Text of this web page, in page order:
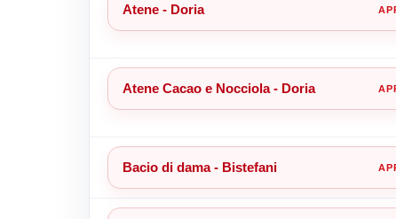
Atene - Doria
Atene Cacao e Nocciola - Doria
Bacio di dama - Bistefani